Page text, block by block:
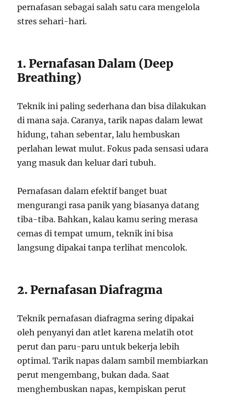
pernafasan sebagai salah satu cara mengelola
stres sehari-hari.
1. Pernafasan Dalam (Deep
Breathing)
Teknik ini paling sederhana dan bisa dilakukan
di mana saja. Caranya, tarik napas dalam lewat
hidung, tahan sebentar, lalu hembuskan
perlahan lewat mulut. Fokus pada sensasi udara
yang masuk dan keluar dari tubuh.
Pernafasan dalam efektif banget buat
mengurangi rasa panik yang biasanya datang
tiba-tiba. Bahkan, kalau kamu sering merasa
cemas di tempat umum, teknik ini bisa
langsung dipakai tanpa terlihat mencolok.
2. Pernafasan Diafragma
Teknik pernafasan diafragma sering dipakai
oleh penyanyi dan atlet karena melatih otot
perut dan paru-paru untuk bekerja lebih
optimal. Tarik napas dalam sambil membiarkan
perut mengembang, bukan dada. Saat
menghembuskan napas, kempiskan perut